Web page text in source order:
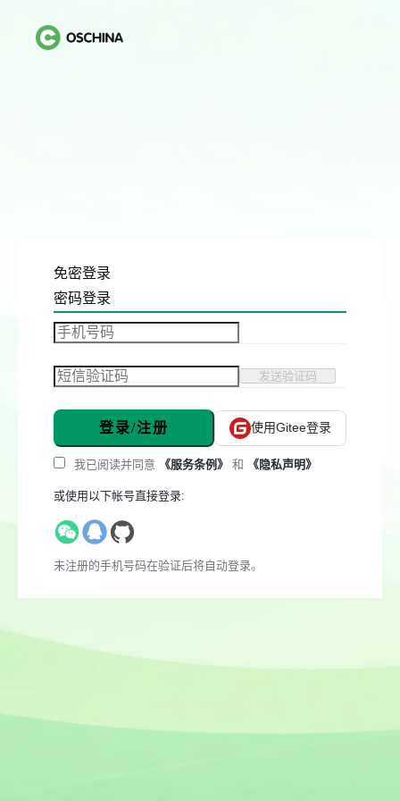
免密登录
密码登录
发送验证码
登录/注册 使用Gitee登录
我已阅读并同意 《服务条例》 和 《隐私声明》
或使用以下帐号直接登录:
未注册的手机号码在验证后将自动登录。